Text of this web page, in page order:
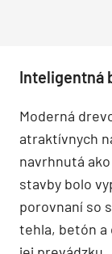
Inteligentná
Moderná
atraktívnych
navrhnutá
stavby bolo
porovnaní so
tehla, betón a